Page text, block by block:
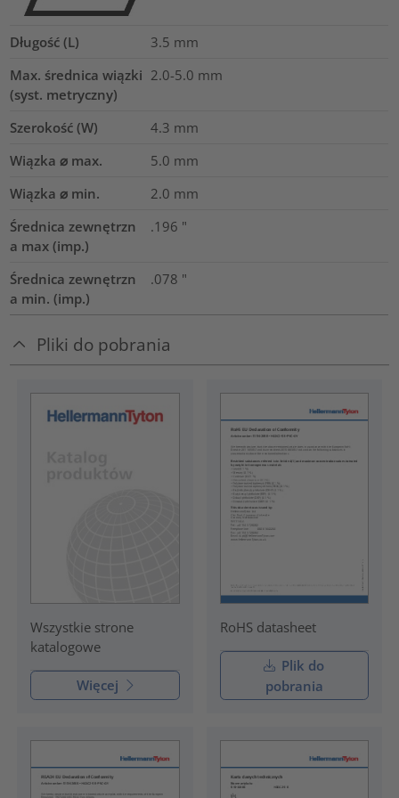
Długość (L) 3.5 mm
Max. średnica wiązki
(syst. metryczny)
2.0-5.0 mm
Szerokość (W) 4.3 mm
Wiązka ⌀ max.
5.0 mm
Wiązka ⌀ min.
2.0 mm
Średnica zewnętrzn
a max (imp.)
.196 "
Średnica zewnętrzn
a min. (imp.)
.078 "
Pliki do pobrania
Wszystkie strone
katalogowe
Więcej
RoHS datasheet
Plik do
pobrania